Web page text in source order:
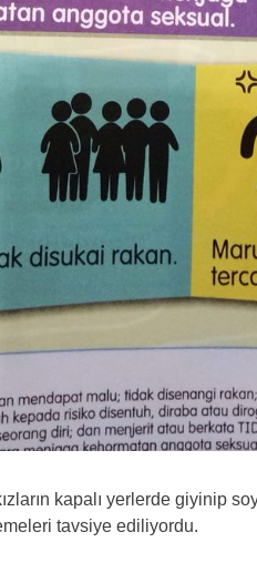
kapalı yerlerde giyinip
tavsiye ediliyordu.